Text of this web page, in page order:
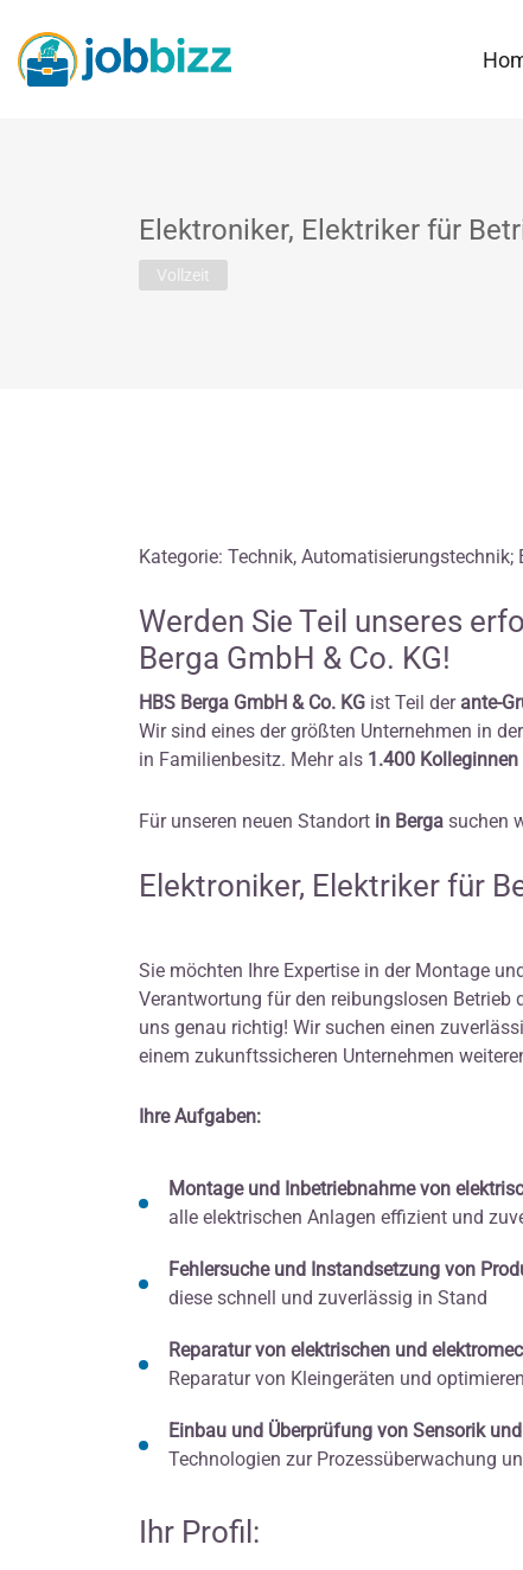
Elektroniker, Elektriker für
Vollzeit
Kategorie: Technik, Automatisierungstechnik;
Werden Sie Teil unseres
Berga GmbH & Co. KG!
HBS Berga GmbH & Co. KG ist Teil der ante-
Wir sind eines der größten Unternehmen in
in Familienbesitz. Mehr als 1.400
Für unseren neuen Standort in Berga suchen
Elektroniker, Elektriker für
Sie möchten Ihre Expertise in der Montage
Verantwortung für den reibungslosen Betrieb
uns genau richtig! Wir suchen einen
einem zukunftssicheren Unternehmen
Ihre Aufgaben:
Montage und Inbetriebnahme von
alle elektrischen Anlagen effizient und
Fehlersuche und Instandsetzung von
diese schnell und zuverlässig in Stand
Reparatur von elektrischen und
Reparatur von Kleingeräten und
Einbau und Überprüfung von Sensorik
Technologien zur Prozessüberwachung
Ihr Profil: